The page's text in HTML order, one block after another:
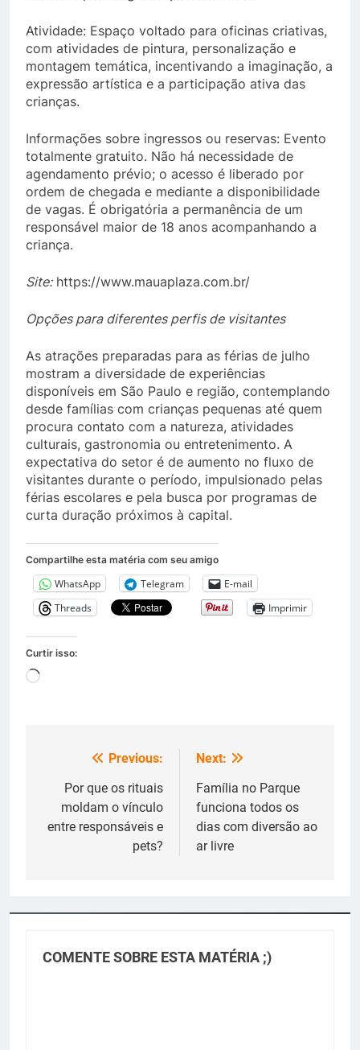
Atividade: Espaço voltado para oficinas criativas,
com atividades de pintura, personalização e
montagem temática, incentivando a imaginação, a
expressão artística e a participação ativa das
crianças.
Informações sobre ingressos ou reservas: Evento
totalmente gratuito. Não há necessidade de
agendamento prévio; o acesso é liberado por
ordem de chegada e mediante a disponibilidade
de vagas. É obrigatória a permanência de um
responsável maior de 18 anos acompanhando a
criança.
Site:https://www.mauaplaza.com.br/
Opções para diferentes perfis de visitantes
As atrações preparadas para as férias de julho
mostram a diversidade de experiências
disponíveis em São Paulo e região, contemplando
desde famílias com crianças pequenas até quem
procura contato com a natureza, atividades
culturais, gastronomia ou entretenimento. A
expectativa do setor é de aumento no fluxo de
visitantes durante o período, impulsionado pelas
férias escolares e pela busca por programas de
curta duração próximos à capital.
Compartilhe esta matéria com seu amigo
WhatsApp Telegram
E-mail
Threads
Imprimir
Curtir isso:
Carregando...
Navegação
Post
Previous:
Por que os rituais
moldam o vínculo
entre responsáveis e
pets?
Next:
Família no Parque
funciona todos os
dias com diversão ao
ar livre
COMENTE SOBRE ESTA MATÉRIA ;)